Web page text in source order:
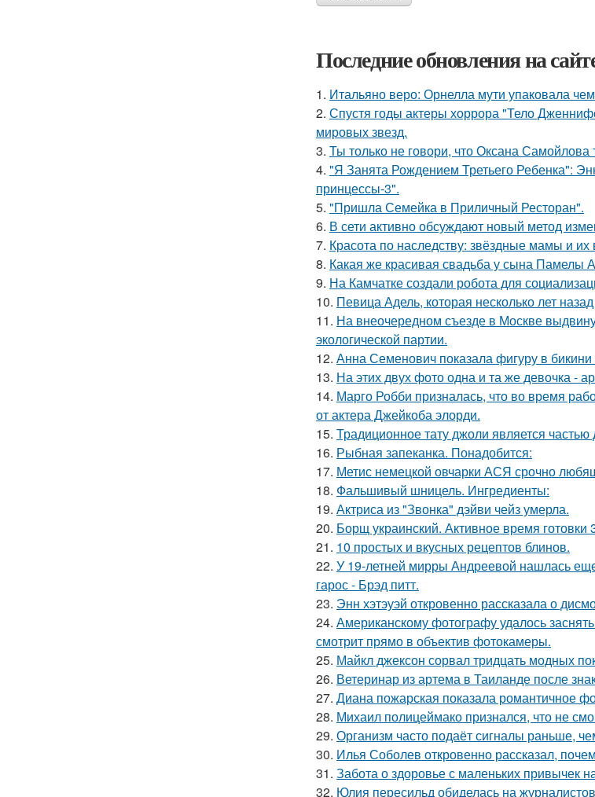
Последние обновления на
1. Итальяно веро: Орнелла мути упаковала
2. Спустя годы актеры хоррора "Тело
мировых звезд.
3. Ты только не говори, что Оксана
4. "Я Занята Рождением Третьего Ребенка":
принцессы-3".
5. "Пришла Семейка в Приличный Ресторан".
6. В сети активно обсуждают новый метод
7. Красота по наследству: звёздные мамы и их
8. Какая же красивая свадьба у сына Памелы
9. На Камчатке создали робота для
10. Певица Адель, которая несколько лет
11. На внеочередном съезде в Москве
экологической партии.
12. Анна Семенович показала фигуру в
13. На этих двух фото одна и та же девочка -
14. Марго Робби призналась, что во время
от актера Джейкоба элорди.
15. Традиционное тату джоли является частью
16. Рыбная запеканка. Понадобится:
17. Метис немецкой овчарки АСЯ срочно
18. Фальшивый шницель. Ингредиенты:
19. Актриса из "Звонка" дэйви чейз умерла.
20. Борщ украинский. Активное время
21. 10 простых и вкусных рецептов блинов.
22. У 19-летней мирры Андреевой нашлась
гарос - Брэд питт.
23. Энн хэтэуэй откровенно рассказала о
24. Американскому фотографу удалось
смотрит прямо в объектив фотокамеры.
25. Майкл джексон сорвал тридцать модных
26. Ветеринар из артема в Таиланде после
27. Диана пожарская показала романтичное
28. Михаил полицеймако признался, что не
29. Организм часто подаёт сигналы раньше,
30. Илья Соболев откровенно рассказал,
31. Забота о здоровье с маленьких привычек
32. Юлия пересильд обиделась на